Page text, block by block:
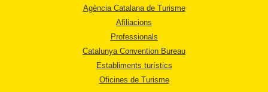
Agència Catalana de Turisme
Afiliacions
Professionals
Catalunya Convention Bureau
Establiments turístics
Oficines de Turisme